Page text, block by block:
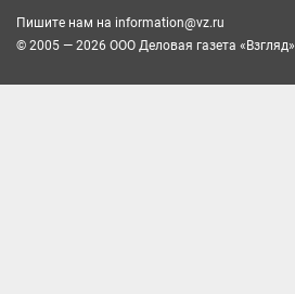
Пишите нам на information@vz.ru
© 2005 — 2026 ООО Деловая газета «Взгляд»